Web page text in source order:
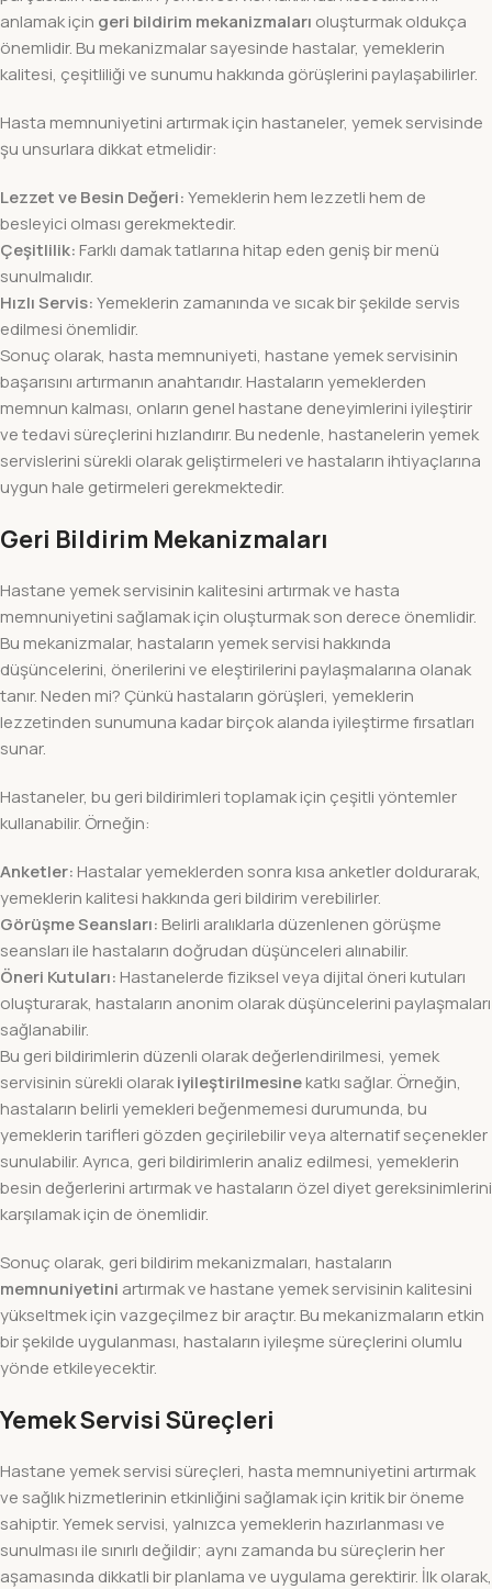
anlamak için geri bildirim mekanizmaları oluşturmak oldukça
önemlidir. Bu mekanizmalar sayesinde hastalar, yemeklerin
kalitesi, çeşitliliği ve sunumu hakkında görüşlerini paylaşabilirler.
Hasta memnuniyetini artırmak için hastaneler, yemek servisinde
şu unsurlara dikkat etmelidir:
Lezzet ve Besin Değeri:Yemeklerin hem lezzetli hem de
besleyici olması gerekmektedir.
Çeşitlilik: Farklı damak tatlarına hitap eden geniş bir menü
sunulmalıdır.
Hızlı Servis:Yemeklerin zamanında ve sıcak bir şekilde servis
edilmesi önemlidir.
Sonuç olarak, hasta memnuniyeti, hastane yemek servisinin
başarısını artırmanın anahtarıdır. Hastaların yemeklerden
memnun kalması, onların genel hastane deneyimlerini iyileştirir
ve tedavi süreçlerini hızlandırır. Bu nedenle, hastanelerin yemek
servislerini sürekli olarak geliştirmeleri ve hastaların ihtiyaçlarına
uygun hale getirmeleri gerekmektedir.
Geri Bildirim Mekanizmaları
Hastane yemek servisinin kalitesini artırmak ve hasta
memnuniyetini sağlamak için oluşturmak son derece önemlidir.
Bu mekanizmalar, hastaların yemek servisi hakkında
düşüncelerini, önerilerini ve eleştirilerini paylaşmalarına olanak
tanır. Neden mi? Çünkü hastaların görüşleri, yemeklerin
lezzetinden sunumuna kadar birçok alanda iyileştirme fırsatları
sunar.
Hastaneler, bu geri bildirimleri toplamak için çeşitli yöntemler
kullanabilir. Örneğin:
Anketler: Hastalar yemeklerden sonra kısa anketler doldurarak,
yemeklerin kalitesi hakkında geri bildirim verebilirler.
Görüşme Seansları: Belirli aralıklarla düzenlenen görüşme
seansları ile hastaların doğrudan düşünceleri alınabilir.
Öneri Kutuları: Hastanelerde fiziksel veya dijital öneri kutuları
oluşturarak, hastaların anonim olarak düşüncelerini paylaşmaları
sağlanabilir.
Bu geri bildirimlerin düzenli olarak değerlendirilmesi, yemek
servisinin sürekli olarakiyileştirilmesinekatkı sağlar. Örneğin,
hastaların belirli yemekleri beğenmemesi durumunda, bu
yemeklerin tarifleri gözden geçirilebilir veya alternatif seçenekler
sunulabilir. Ayrıca, geri bildirimlerin analiz edilmesi, yemeklerin
besin değerlerini artırmak ve hastaların özel diyet gereksinimlerini
karşılamak için de önemlidir.
Sonuç olarak, geri bildirim mekanizmaları, hastaların
memnuniyetini artırmak ve hastane yemek servisinin kalitesini
yükseltmek için vazgeçilmez bir araçtır. Bu mekanizmaların etkin
bir şekilde uygulanması, hastaların iyileşme süreçlerini olumlu
yönde etkileyecektir.
Yemek Servisi Süreçleri
Hastane yemek servisi süreçleri, hasta memnuniyetini artırmak
ve sağlık hizmetlerinin etkinliğini sağlamak için kritik bir öneme
sahiptir. Yemek servisi, yalnızca yemeklerin hazırlanması ve
sunulması ile sınırlı değildir; aynı zamanda bu süreçlerin her
aşamasında dikkatli bir planlama ve uygulama gerektirir. İlk olarak,